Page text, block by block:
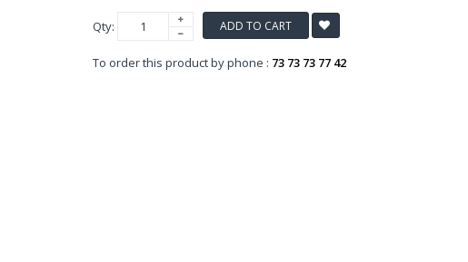
Qty: ADD TO CART
To order this product by phone : 73 73 73 77 42